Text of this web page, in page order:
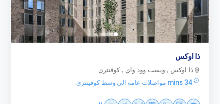
ذا اوكس
ذا اوكس , ويست وود واي , كوفنتري
34 mins مواصلات عامه الى وسط كوفينتري